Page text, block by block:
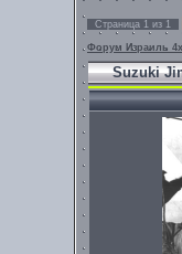
Страница 1 из 1
Форум Израиль
Suzuki